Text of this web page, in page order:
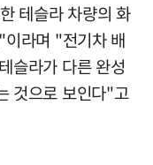
테슬라 차량의 화
라며 "전기차 배
슬라가 다른 완성
것으로 보인다"고